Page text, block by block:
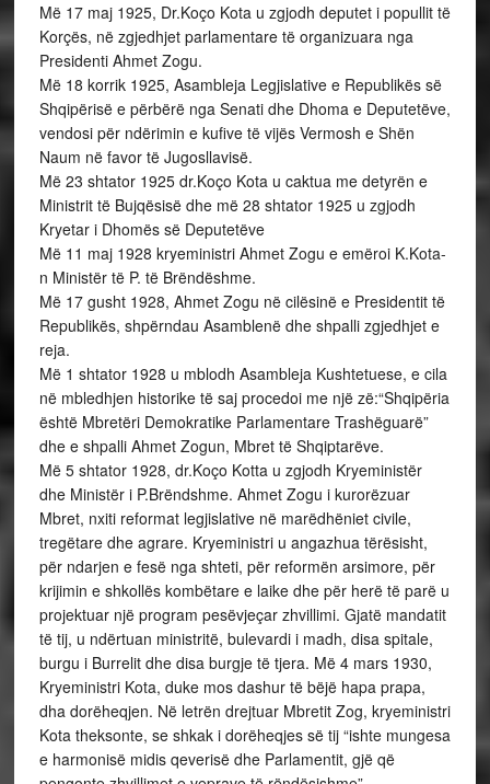
Më 17 maj 1925, Dr.Koço Kota u zgjodh deputet i popullit të
Korçës, në zgjedhjet parlamentare të organizuara nga
Presidenti Ahmet Zogu.
Më 18 korrik 1925, Asambleja Legjislative e Republikës së
Shqipërisë e përbërë nga Senati dhe Dhoma e Deputetëve,
vendosi për ndërimin e kufive të vijës Vermosh e Shën
Naum në favor të Jugosllavisë.
Më 23 shtator 1925 dr.Koço Kota u caktua me detyrën e
Ministrit të Bujqësisë dhe më 28 shtator 1925 u zgjodh
Kryetar i Dhomës së Deputetëve
Më 11 maj 1928 kryeministri Ahmet Zogu e emëroi K.Kota-
n Ministër të P. të Brëndëshme.
Më 17 gusht 1928, Ahmet Zogu në cilësinë e Presidentit të
Republikës, shpërndau Asamblenë dhe shpalli zgjedhjet e
reja.
Më 1 shtator 1928 u mblodh Asambleja Kushtetuese, e cila
në mbledhjen historike të saj procedoi me një zë:“Shqipëria
është Mbretëri Demokratike Parlamentare Trashëguarë”
dhe e shpalli Ahmet Zogun, Mbret të Shqiptarëve.
Më 5 shtator 1928, dr.Koço Kotta u zgjodh Kryeministër
dhe Ministër i P.Brëndshme. Ahmet Zogu i kurorëzuar
Mbret, nxiti reformat legjislative në marëdhëniet civile,
tregëtare dhe agrare. Kryeministri u angazhua tërësisht,
për ndarjen e fesë nga shteti, për reformën arsimore, për
krijimin e shkollës kombëtare e laike dhe për herë të parë u
projektuar një program pesëvjeçar zhvillimi. Gjatë mandatit
të tij, u ndërtuan ministritë, bulevardi i madh, disa spitale,
burgu i Burrelit dhe disa burgje të tjera. Më 4 mars 1930,
Kryeministri Kota, duke mos dashur të bëjë hapa prapa,
dha dorëheqjen. Në letrën drejtuar Mbretit Zog, kryeministri
Kota theksonte, se shkak i dorëheqjes së tij “ishte mungesa
e harmonisë midis qeverisë dhe Parlamentit, gjë që